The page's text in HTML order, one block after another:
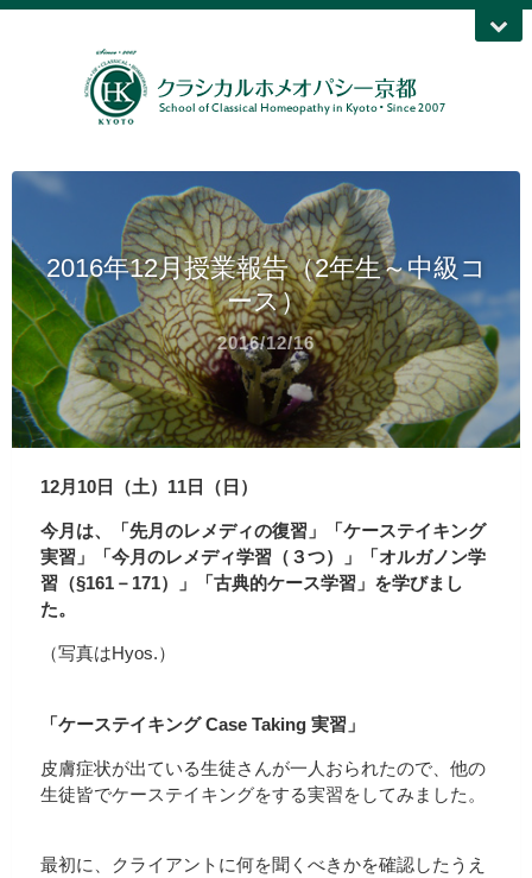
2016年12月授業報告（2年生～中級コ
ース）
2016/12/16
12月10日（土）11日（日）
今月は、「先月のレメディの復習」「ケーステイキング
実習」「今月のレメディ学習（３つ）」「オルガノン学
習（§161－171）」「古典的ケース学習」を学びまし
た。
（写真はHyos.）
「ケーステイキング Case Taking 実習」
皮膚症状が出ている生徒さんが一人おられたので、他の
生徒皆でケーステイキングをする実習をしてみました。
最初に、クライアントに何を聞くべきかを確認したうえ